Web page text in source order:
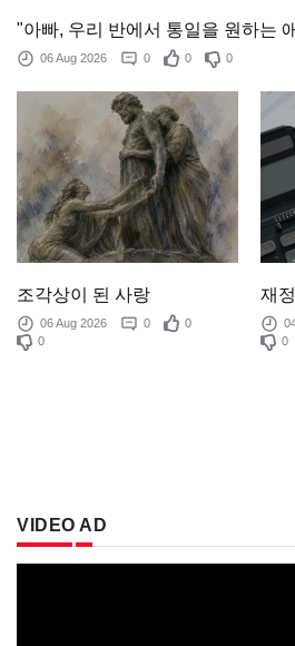
"아빠, 우리 반에서 통일을 원하는
06 Aug 2026 0 0 0
조각상이 된 사랑
06 Aug 2026 0
0
0
재
0
VIDEO AD